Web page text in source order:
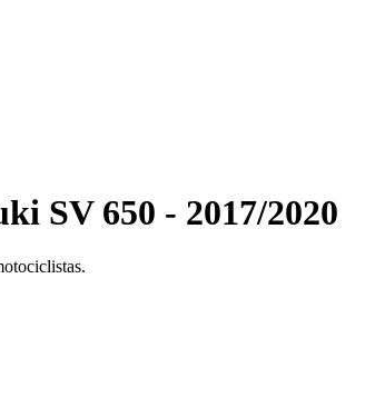
SV 650 - 2017/2020